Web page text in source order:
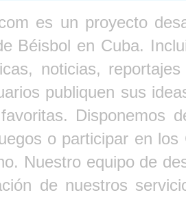
es un proyecto
Béisbol en Cuba.
noticias,
publiquen sus
Disponemos
o participar en
Nuestro equipo de
de nuestros